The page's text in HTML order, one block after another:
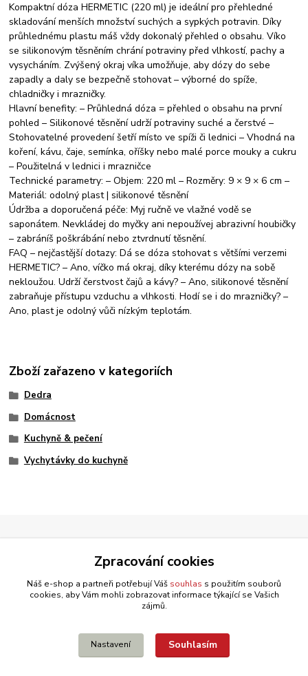
Kompaktní dóza HERMETIC (220 ml) je ideální pro přehledné
skladování menších množství suchých a sypkých potravin. Díky
průhlednému plastu máš vždy dokonalý přehled o obsahu. Víko
se silikonovým těsněním chrání potraviny před vlhkostí, pachy a
vysycháním. Zvýšený okraj víka umožňuje, aby dózy do sebe
zapadly a daly se bezpečně stohovat – výborné do spíže,
chladničky i mrazničky.
Hlavní benefity: – Průhledná dóza = přehled o obsahu na první
pohled – Silikonové těsnění udrží potraviny suché a čerstvé –
Stohovatelné provedení šetří místo ve spíži či lednici – Vhodná na
koření, kávu, čaje, semínka, oříšky nebo malé porce mouky a cukru
– Použitelná v lednici i mrazničce
Technické parametry: – Objem: 220 ml – Rozměry: 9 × 9 × 6 cm –
Materiál: odolný plast | silikonové těsnění
Údržba a doporučená péče: Myj ručně ve vlažné vodě se
saponátem. Nevkládej do myčky ani nepoužívej abrazivní houbičky
– zabráníš poškrábání nebo ztvrdnutí těsnění.
FAQ – nejčastější dotazy: Dá se dóza stohovat s většími verzemi
HERMETIC? – Ano, víčko má okraj, díky kterému dózy na sobě
nekloužou. Udrží čerstvost čajů a kávy? – Ano, silikonové těsnění
zabraňuje přístupu vzduchu a vlhkosti. Hodí se i do mrazničky? –
Ano, plast je odolný vůči nízkým teplotám.
Zboží zařazeno v kategoriích
Dedra
Domácnost
Kuchyně & pečení
Vychytávky do kuchyně
Zpracování cookies
Náš e-shop a partneři potřebují Váš souhlas s použitím souborů
cookies, aby Vám mohli zobrazovat informace týkající se Vašich
zájmů.
Nastavení Souhlasím